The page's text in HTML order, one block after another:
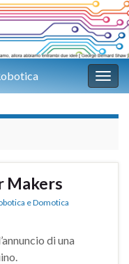
Makers
e Domotica
di una